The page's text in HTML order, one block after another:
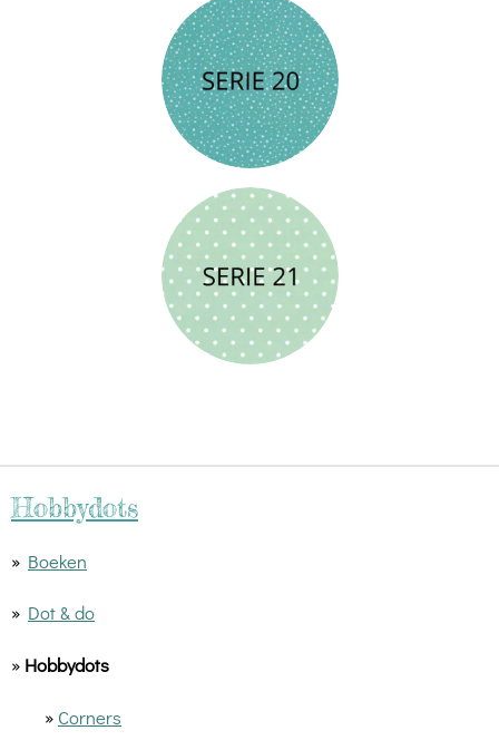
Hobbydots
» Boeken
» Dot & do
» Hobbydots
» Corners